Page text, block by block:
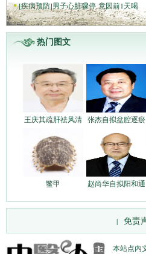
[疾病预防]男子心脏骤停 竟因前1天喝
热门图文
王庆其疏肝祛风清 张杰自拟盆腔逐瘀
鳖甲 赵尚华自拟阳和通
| 免责
本站点内